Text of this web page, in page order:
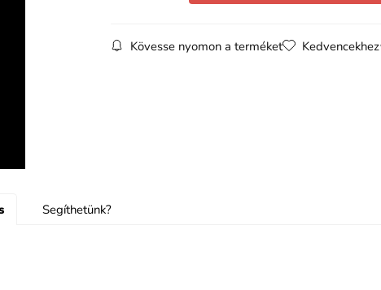
Kövesse nyomon a terméket Kedvencekhez
Segíthetünk?